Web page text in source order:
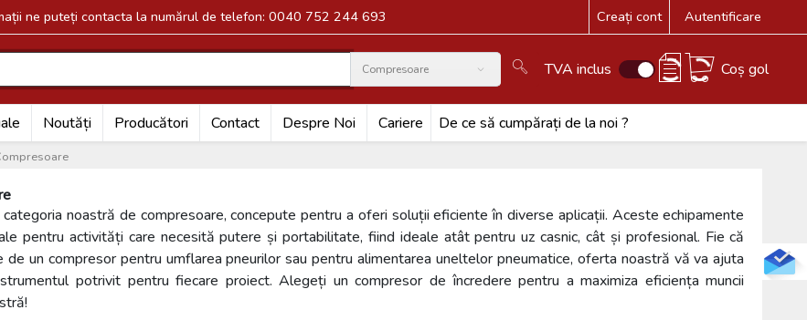
ne puteți contacta la numărul de telefon: 0040 752 244 693 Creați cont Autentificare
Compresoare
Search TVA inclus Coș gol
Noutăți Producători Contact Despre Noi Cariere De ce să cumpărați de la noi ?
noastră de compresoare, concepute pentru a oferi soluții eficiente în diverse aplicații. Aceste echipamente
pentru activități care necesită putere și portabilitate, fiind ideale atât pentru uz casnic, cât și profesional. Fie că
de un compresor pentru umflarea pneurilor sau pentru alimentarea uneltelor pneumatice, oferta noastră vă va ajuta
potrivit pentru fiecare proiect. Alegeți un compresor de încredere pentru a maximiza eficiența muncii